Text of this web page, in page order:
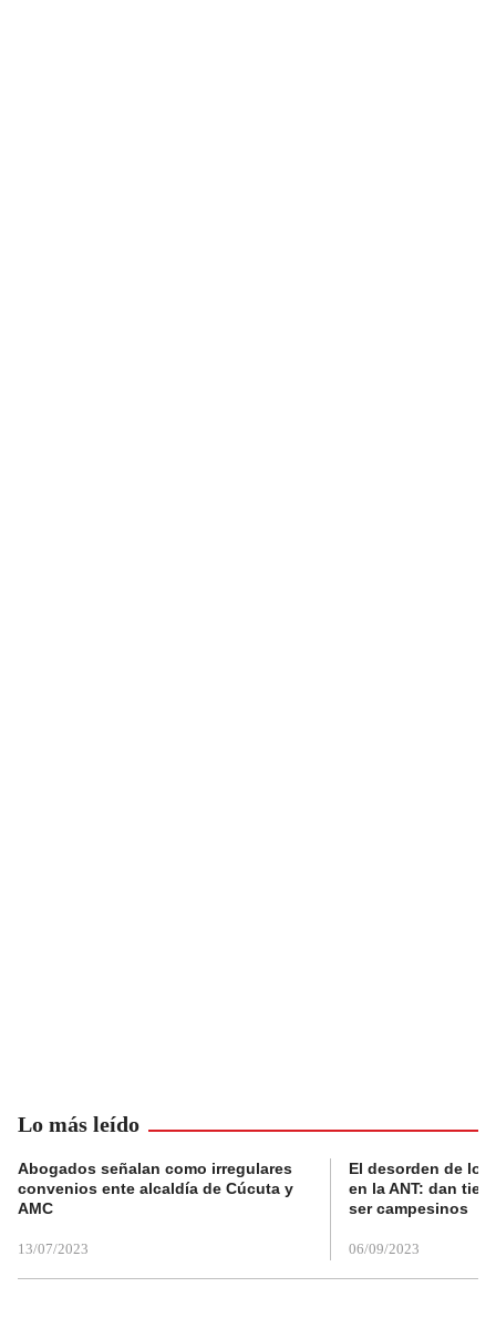
Lo más leído
Abogados señalan como irregulares
convenios ente alcaldía de Cúcuta y
AMC
13/07/2023
El desorden de
en la ANT: dan
ser campesinos
06/09/2023